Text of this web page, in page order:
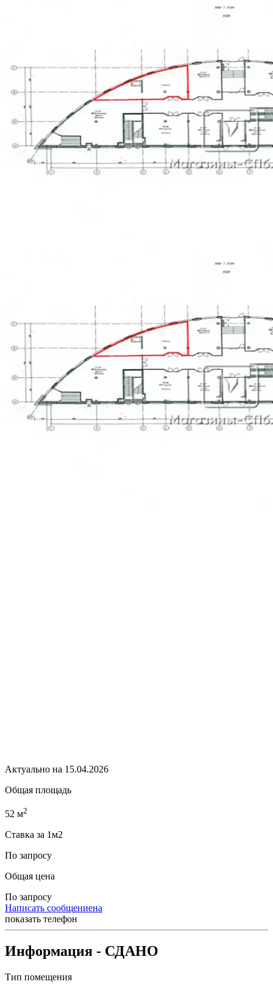
Актуально на 15.04.2026
Общая площадь
52 м2
Ставка за 1м2
По запросу
Общая цена
По запросу
Написать сообщениена
показать телефон
Информация - СДАНО
Тип помещения